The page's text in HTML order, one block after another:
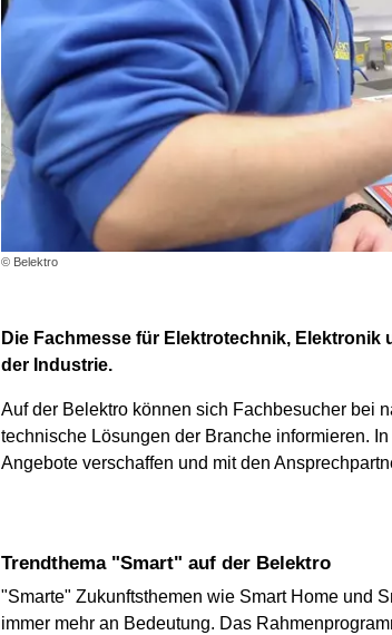
© Belektro
Die Fachmesse für Elektrotechnik,
der Industrie.
Auf der Belektro können sich Fachbesucher bei
technische Lösungen der Branche informieren.
Angebote verschaffen und mit den
Trendthema "Smart" auf der Belektro
"Smarte" Zukunftsthemen wie Smart Home und
immer mehr an Bedeutung. Das